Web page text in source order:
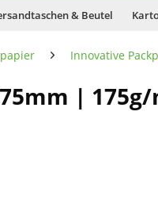
& Beutel
Innovative
| 175g/